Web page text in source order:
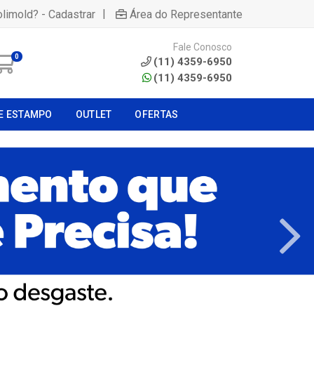
- Cadastrar | Área do Representante
0
Fale Conosco
(11) 4359-6950
(11) 4359-6950
ESTAMPO OUTLET OFERTAS